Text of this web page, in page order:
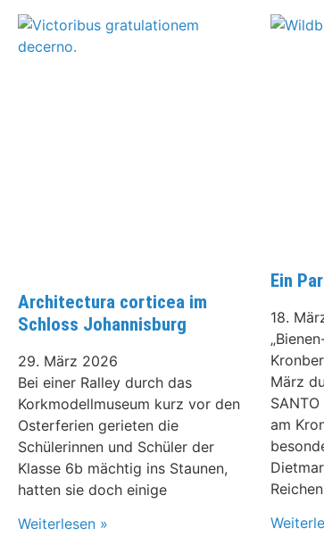
Architectura corticea im
Schloss Johannisburg
29. März 2026
Bei einer Ralley durch das
Korkmodellmuseum kurz vor den
Osterferien gerieten die
Schülerinnen und Schüler der
Klasse 6b mächtig ins Staunen,
hatten sie doch einige
Weiterlesen »
Ein
18.
März
am